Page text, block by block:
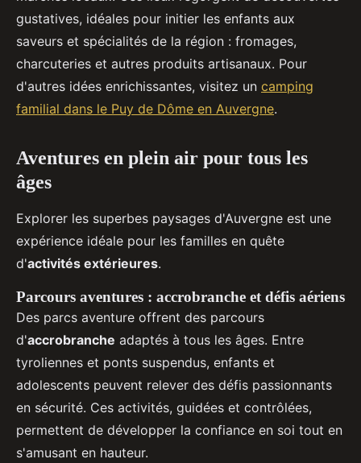
gustatives, idéales pour initier les enfants aux
saveurs et spécialités de la région : fromages,
charcuteries et autres produits artisanaux. Pour
d'autres idées enrichissantes, visitez un camping
familial dans le Puy de Dôme en Auvergne.
Aventures en plein air pour tous les
âges
Explorer les superbes paysages d'Auvergne est une
expérience idéale pour les familles en quête
d'activités extérieures.
Parcours aventures : accrobranche et défis aériens
Des parcs aventure offrent des parcours
d'accrobranche adaptés à tous les âges. Entre
tyroliennes et ponts suspendus, enfants et
adolescents peuvent relever des défis passionnants
en sécurité. Ces activités, guidées et contrôlées,
permettent de développer la confiance en soi tout en
s'amusant en hauteur.